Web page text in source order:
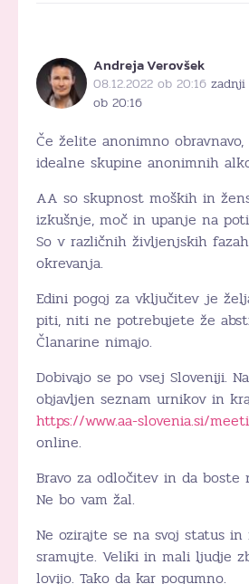
Andreja Verovšek
08.12.2022 ob 20:16 zadnji
ob 20:16
Če želite anonimno
idealne skupine anonimnih
AA so skupnost moških in
izkušnje, moč in upanje na
So v različnih življenjskih
okrevanja.
Edini pogoj za vključitev je
piti, niti ne potrebujete že
Članarine nimajo.
Dobivajo se po vsej Sloveniji.
objavljen seznam urnikov in
https://www.aa-slovenia.si/
online.
Bravo za odločitev in da boste
Ne bo vam žal.
Ne ozirajte se na svoj status in
sramujte. Veliki in mali ljudje
lovijo. Tako da kar pogumno.